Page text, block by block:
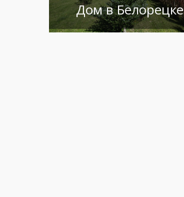
Дом в Белорецке